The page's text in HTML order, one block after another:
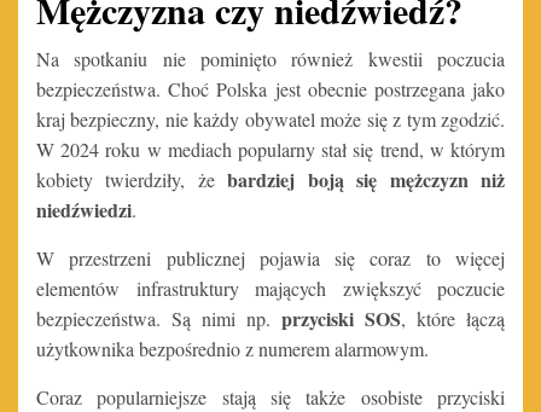
Na spotkaniu nie pominięto również kwestii poczucia
bezpieczeństwa. Choć Polska jest obecnie postrzegana jako
kraj bezpieczny, nie każdy obywatel może się z tym zgodzić.
W 2024 roku w mediach popularny stał się trend, w którym
kobiety twierdziły, żebardziej boją się mężczyzn niż
niedźwiedzi.
W przestrzeni publicznej pojawia się coraz to więcej
elementów infrastruktury mających zwiększyć poczucie
bezpieczeństwa. Są nimi np. przyciski SOS, które łączą
użytkownika bezpośrednio z numerem alarmowym.
Coraz popularniejsze stają się także osobiste przyciski